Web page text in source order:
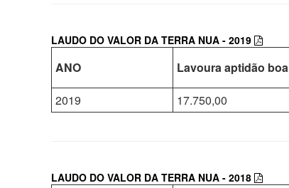
LAUDO DO VALOR DA TERRA NUA - 2019
ANO Lavoura aptidão boa
2019
17.750,00
LAUDO DO VALOR DA TERRA NUA - 2018